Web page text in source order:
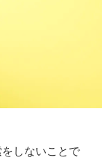
しないことで